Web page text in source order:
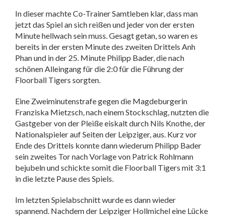
In dieser machte Co-Trainer Samtleben klar, dass man
jetzt das Spiel an sich reißen und jeder von der ersten
Minute hellwach sein muss. Gesagt getan, so waren es
bereits in der ersten Minute des zweiten Drittels Anh
Phan und in der 25. Minute Philipp Bader, die nach
schönen Alleingang für die 2:0 für die Führung der
Floorball Tigers sorgten.
Eine Zweiminutenstrafe gegen die Magdeburgerin
Franziska Mietzsch, nach einem Stockschlag, nutzten die
Gastgeber von der Pleiße eiskalt durch Nils Knothe, der
Nationalspieler auf Seiten der Leipziger, aus. Kurz vor
Ende des Drittels konnte dann wiederum Philipp Bader
sein zweites Tor nach Vorlage von Patrick Rohlmann
bejubeln und schickte somit die Floorball Tigers mit 3:1
in die letzte Pause des Spiels.
Im letzten Spielabschnitt wurde es dann wieder
spannend. Nachdem der Leipziger Hollmichel eine Lücke